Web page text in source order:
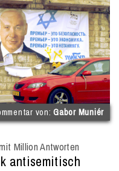
von:Gabor Muniér
Million Antworten
antisemitisch